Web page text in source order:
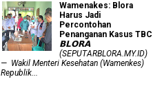
Wamenakes: Blora
Harus Jadi
Percontohan
Penanganan Kasus TBC
𝗕𝗟𝗢𝗥𝗔
(SEPUTARBLORA.MY.ID)
— Wakil Menteri Kesehatan (Wamenkes)
Republik...